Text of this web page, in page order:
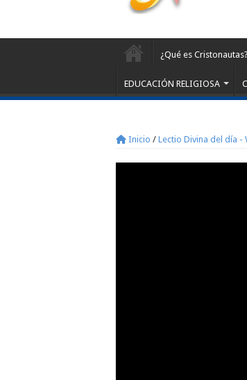
¿Qué es Cristonautas?
EDUCACIÓN RELIGIOSA
Inicio / Lectio Divina del día -